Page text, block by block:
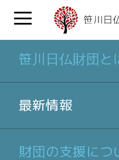
笹川日仏財団と
最新情報
財団の支援につ
最新情報 | 「LE FUZEI